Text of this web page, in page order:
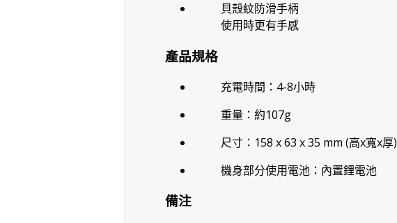
貝殼紋防滑手柄
使用時更有手感
產品規格
充電時間：4-8小時
重量：約107g
尺寸：158 x 63 x 35 mm (高x寬x厚)
機身部分使用電池：內置鋰電池
備注